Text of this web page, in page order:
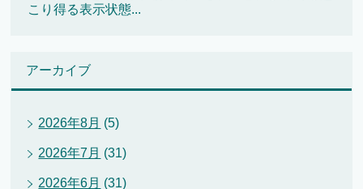
こり得る表示状態...
アーカイブ
2026年8月 (5)
2026年7月 (31)
2026年6月 (31)